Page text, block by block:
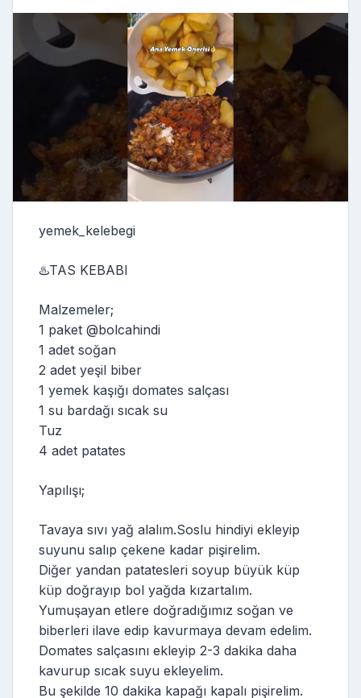
yemek_kelebegi
♨️TAS KEBABI
Malzemeler;
1 paket @bolcahindi
1 adet soğan
2 adet yeşil biber
1 yemek kaşığı domates salçası
1 su bardağı sıcak su
Tuz
4 adet patates
Yapılışı;
Tavaya sıvı yağ alalım.Soslu hindiyi ekleyip
suyunu salıp çekene kadar pişirelim.
Diğer yandan patatesleri soyup büyük küp
küp doğrayıp bol yağda kızartalım.
Yumuşayan etlere doğradığımız soğan ve
biberleri ilave edip kavurmaya devam edelim.
Domates salçasını ekleyip 2-3 dakika daha
kavurup sıcak suyu ekleyelim.
Bu şekilde 10 dakika kapağı kapalı pişirelim.